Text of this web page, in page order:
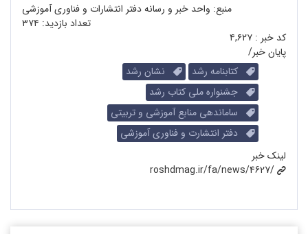
منبع: واحد خبر و رسانه دفتر انتشارات و فناوری آموزشی
تعداد بازدید: ۳۷۴
کد خبر : ۴,۶۲۷
پایان خبر/
کتابنامه رشد
نشان رشد
جشنواره ملی کتاب رشد
ساماندهی منابع آموزشی و تربیتی
دفتر انتشارت و فناوری آموزشی
لینک خبر
roshdmag.ir/fa/news/4627/